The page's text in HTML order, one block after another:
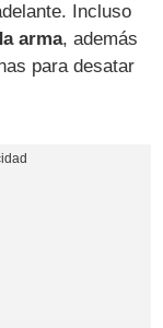
Incluso
arma, además
para desatar